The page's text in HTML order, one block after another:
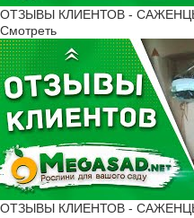
ОТЗЫВЫ КЛИЕНТОВ - САЖЕНЦЫ
Смотреть
ОТЗЫВЫ КЛИЕНТОВ - САЖЕНЦЫ